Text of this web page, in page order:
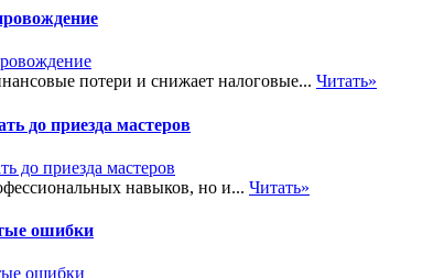
потери и снижает налоговые... Читать»
до приезда мастеров
навыков, но и... Читать»
ошибки